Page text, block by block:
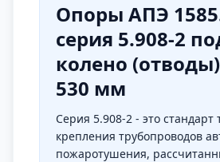
Опоры АПЭ
серия 5.908-2
колено
530 мм
Серия 5.908-2 - это стандарт
крепления трубопроводов
пожаротушения,